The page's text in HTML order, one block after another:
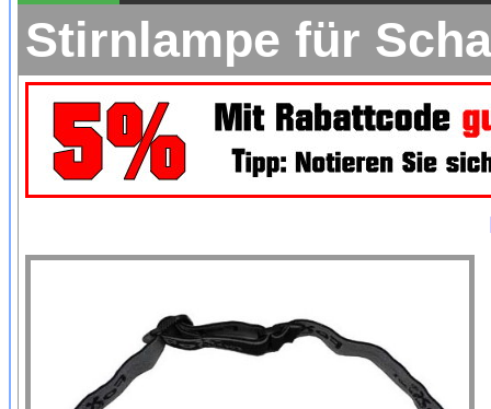
Stirnlampe für